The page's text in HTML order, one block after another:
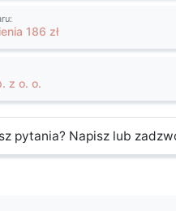
186 zł
z o. o.
pytania? Napisz lub